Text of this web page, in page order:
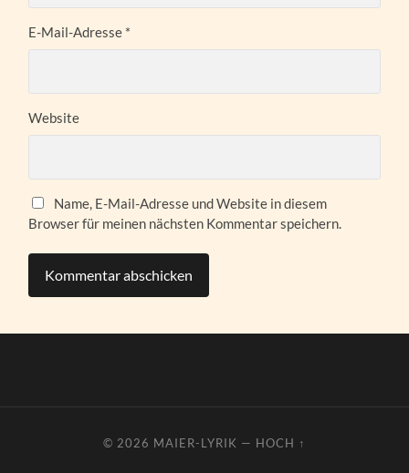
E-Mail-Adresse *
Website
Name, E-Mail-Adresse und Website in diesem
Browser für meinen nächsten Kommentar speichern.
© 2026 MAIER-LYRIK — HOCH ↑